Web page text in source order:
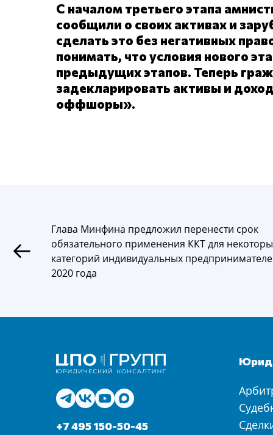
С началом третьего этапа
сообщили о своих активах и
сделать это без негативных
понимать, что условия нового
предыдущих этапов. Теперь
задекларировать активы и
оффшоры».
Глава Минфина предложил перенести срок
обязательного применения ККТ для
категорий индивидуальных
2020 года
+7 495 150-50-45